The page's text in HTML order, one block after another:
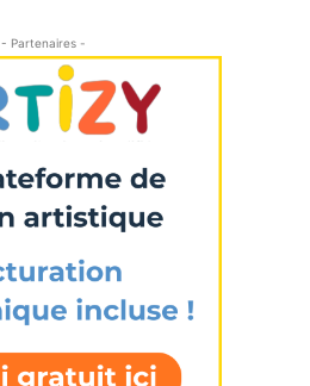
- Partenaires -